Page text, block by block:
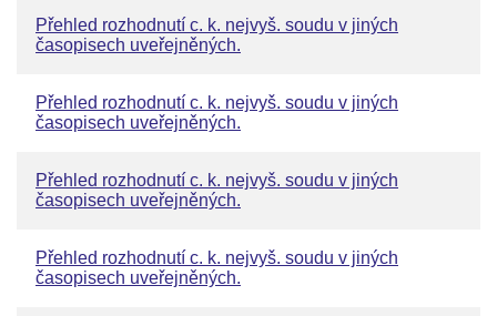
Přehled rozhodnutí c. k. nejvyš. soudu v jiných
časopisech uveřejněných.
Přehled rozhodnutí c. k. nejvyš. soudu v jiných
časopisech uveřejněných.
Přehled rozhodnutí c. k. nejvyš. soudu v jiných
časopisech uveřejněných.
Přehled rozhodnutí c. k. nejvyš. soudu v jiných
časopisech uveřejněných.